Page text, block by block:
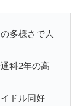
多様さで人
科2年の高
ドル同好